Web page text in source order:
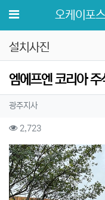
메뉴 오케이포
설치사진
엠에프엔 코리아 주
작성자 정보
광주지사작성
컨텐츠 정보
2,723조회
본문